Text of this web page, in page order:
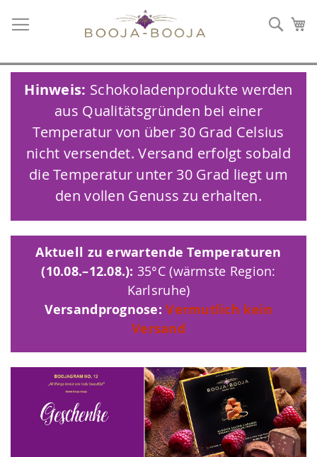
Hinweis: Schokoladenprodukte werden
aus Qualitätsgründen bei einer
Temperatur von über 30 Grad Celsius
nicht versendet. Versand erfolgt sobald
die Temperatur unter 30 Grad liegt um
den vollen Genuss zu erhalten.
Aktuell zu erwartende Temperaturen
(10.08.–12.08.): 35°C (wärmste Region:
Karlsruhe)
Versandprognose: Vermutlich kein
Versand